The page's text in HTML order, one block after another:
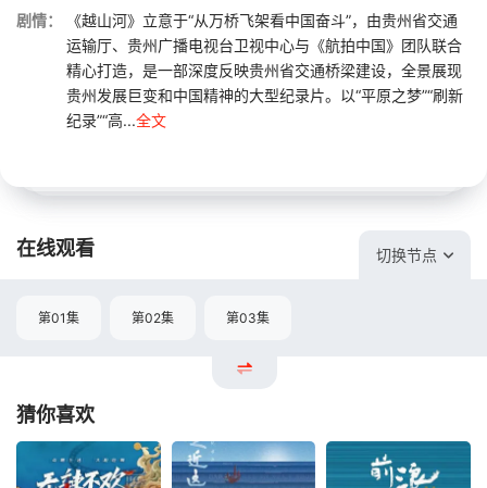
剧情：
《越山河》立意于“从万桥飞架看中国奋斗”，由贵州省交通
运输厅、贵州广播电视台卫视中心与《航拍中国》团队联合
精心打造，是一部深度反映贵州省交通桥梁建设，全景展现
贵州发展巨变和中国精神的大型纪录片。以“平原之梦”“刷新
纪录”“高...全文
在线观看 切换节点
第01集 第02集 第03集
猜你喜欢